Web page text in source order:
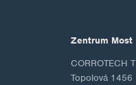
Zentrum Most
CORROTECH
Topolová 1456